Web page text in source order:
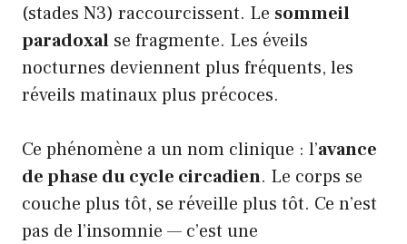
(stades N3) raccourcissent. Le sommeil
paradoxal se fragmente. Les éveils
nocturnes deviennent plus fréquents, les
réveils matinaux plus précoces.
Ce phénomène a un nom clinique : l’avance
de phase du cycle circadien. Le corps se
couche plus tôt, se réveille plus tôt. Ce n’est
pas de l’insomnie — c’est une